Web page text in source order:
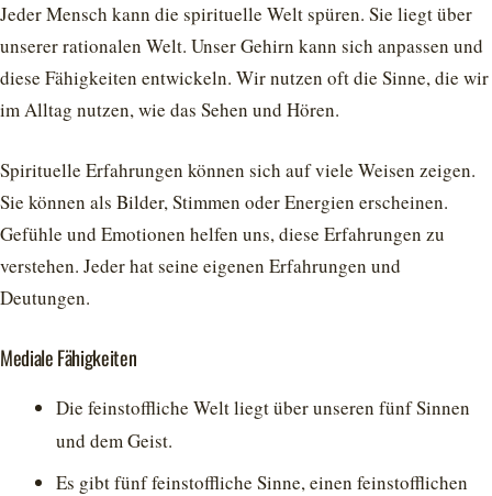
Jeder Mensch kann die spirituelle Welt spüren. Sie liegt über
unserer rationalen Welt. Unser Gehirn kann sich anpassen und
diese Fähigkeiten entwickeln. Wir nutzen oft die Sinne, die wir
im Alltag nutzen, wie das Sehen und Hören.
Spirituelle Erfahrungen können sich auf viele Weisen zeigen.
Sie können als Bilder, Stimmen oder Energien erscheinen.
Gefühle und Emotionen helfen uns, diese Erfahrungen zu
verstehen. Jeder hat seine eigenen Erfahrungen und
Deutungen.
Mediale Fähigkeiten
Die feinstoffliche Welt liegt über unseren fünf Sinnen
und dem Geist.
Es gibt fünf feinstoffliche Sinne, einen feinstofflichen